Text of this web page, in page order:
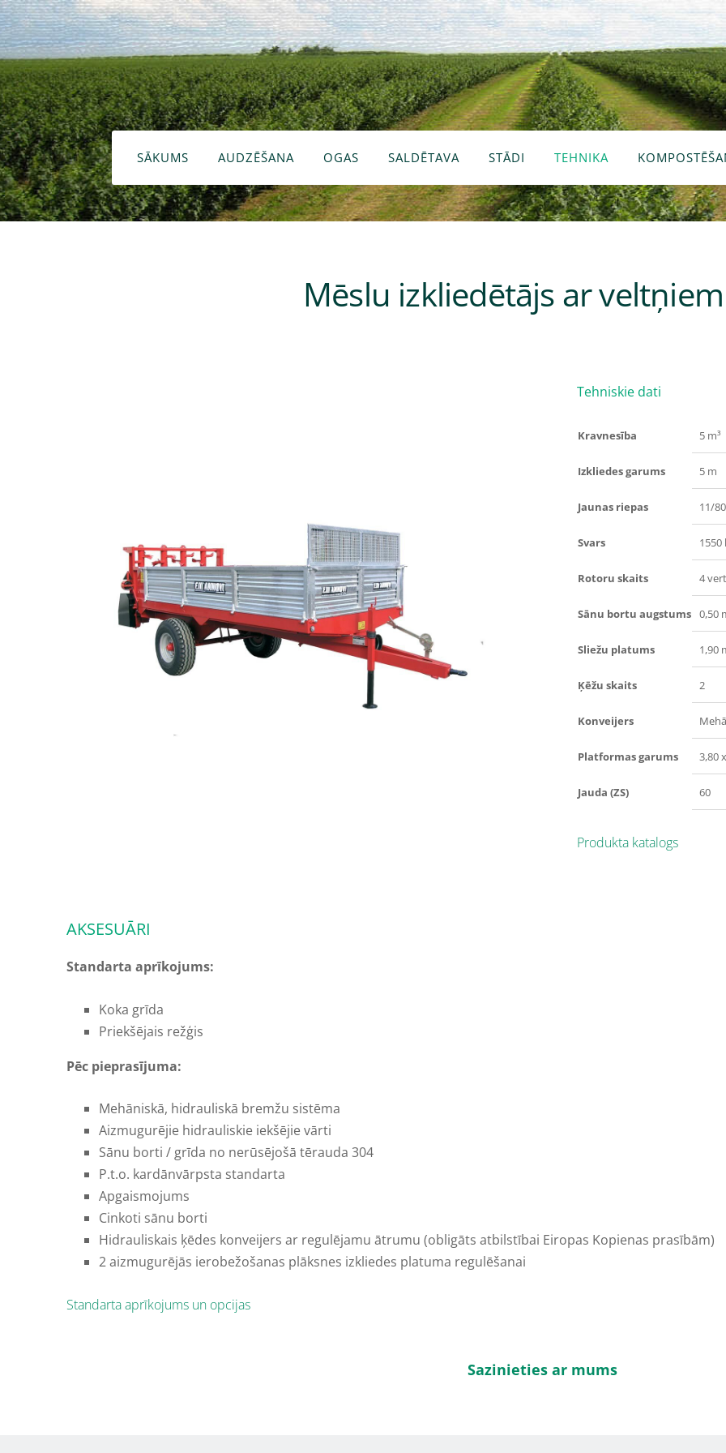
SĀKUMS AUDZĒŠANA OGAS SALDĒTAVA STĀDI TEHNIKA
Mēslu izkliedētājs ar
Tehniskie dati
Kravnesība 5 m³
Izkliedes garums 5 m
Jaunas riepas 11/
Svars 1550
Rotoru skaits 4
Sānu bortu augstums 0,50
Sliežu platums 1,90
Ķēžu skaits 2
Konveijers
Platformas garums 3,80
Jauda (ZS) 60
Produkta katalogs
AKSESUĀRI
Standarta aprīkojums:
Koka grīda
Priekšējais režģis
Pēc pieprasījuma:
Mehāniskā, hidrauliskā bremžu sistēma
Aizmugurējie hidrauliskie iekšējie vārti
Sānu borti / grīda no nerūsējošā tērauda 304
P.t.o. kardānvārpsta standarta
Apgaismojums
Cinkoti sānu borti
Hidrauliskais ķēdes konveijers ar regulējamu ātrumu (obligāts atbilstībai Eiropas Kopienas prasībām)
2 aizmugurējās ierobežošanas plāksnes izkliedes platuma regulēšanai
Standarta aprīkojums un opcijas
Sazinieties ar mums